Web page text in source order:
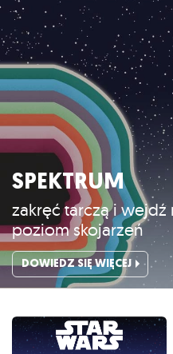
SPEKTRUM
zakręć tarczą i wejdź
poziom skojarzeń
DOWIEDZ SIĘ WIĘCEJ